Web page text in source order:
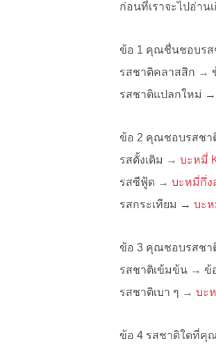
ก่อนที่เราจะไปอ่า
ข้อ 1 คุณชื่นชอบรส
รสชาติคลาสสิก →
รสชาติแปลกใหม่
ข้อ 2 คุณชอบรสชา
รสดั้งเดิม → บะหมี่
รสซีฟู้ด → บะหมี่กึ่ง
รสกระเทียม → บะ
ข้อ 3 คุณชอบรสชา
รสชาติเข้มข้น → ข้
รสชาติเบา ๆ → บะ
ข้อ 4 รสชาติใดที่คุ